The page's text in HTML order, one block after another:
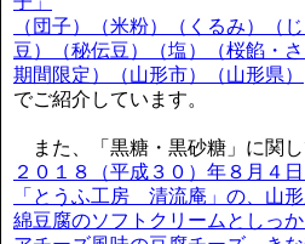
（団子）（米粉）（くるみ）（
豆）（秘伝豆）（塩）（桜餡・
期間限定）（山形市）（山形県）
でご紹介しています。
また、「黒糖・黒砂糖」に関し
２０１８（平成３０）年８月４
「とうふ工房 清流庵」の、山
綿豆腐のソフトクリームとしっ